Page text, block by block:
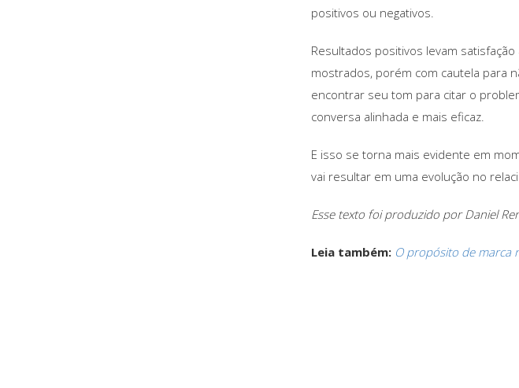
positivos ou negativos.
Resultados positivos levam
mostrados, porém com cautela para
encontrar seu tom para citar o
conversa alinhada e mais eficaz.
E isso se torna mais evidente em
vai resultar em uma evolução no
Esse texto foi produzido por Daniel
Leia também: O propósito de marca